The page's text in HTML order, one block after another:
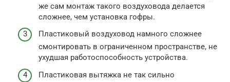
же сам монтаж такого воздуховода делается
сложнее, чем установка гофры.
Пластиковый воздуховод намного сложнее
смонтировать в ограниченном пространстве, не
ухудшая работоспособность устройства.
Пластиковая вытяжка не так сильно